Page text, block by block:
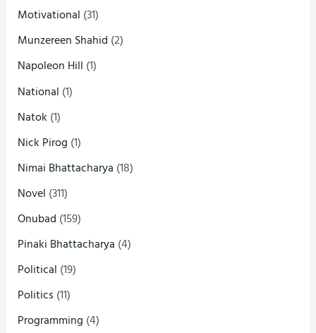
Motivational (31)
Munzereen Shahid (2)
Napoleon Hill (1)
National (1)
Natok (1)
Nick Pirog (1)
Nimai Bhattacharya (18)
Novel (311)
Onubad (159)
Pinaki Bhattacharya (4)
Political (19)
Politics (11)
Programming (4)